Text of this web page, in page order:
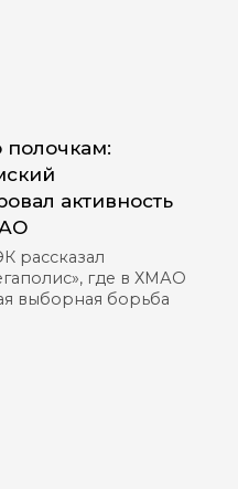
полочкам:
активность
рассказал
где в ХМАО
выборная борьба